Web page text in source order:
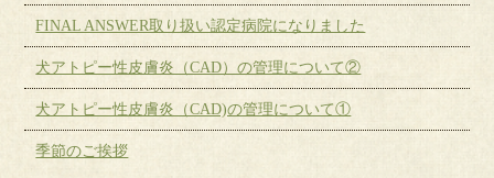
FINAL ANSWER取り扱い認定病院になりました
犬アトピー性皮膚炎（CAD）の管理について②
犬アトピー性皮膚炎（CAD)の管理について①
季節のご挨拶